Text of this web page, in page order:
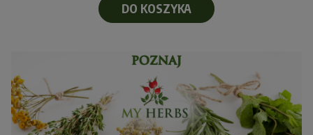
DO KOSZYKA